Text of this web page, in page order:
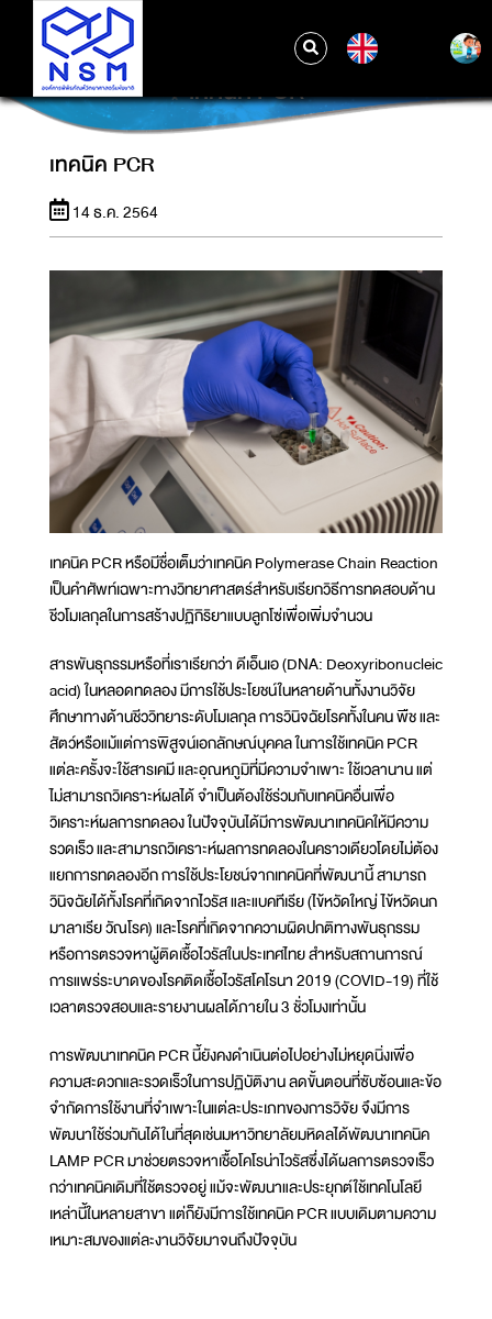
เทคนิค PCR
เทคนิค PCR
14 ธ.ค. 2564
เทคนิค PCR หรือมีชื่อเต็มว่าเทคนิค Polymerase Chain Reaction
เป็นคำศัพท์เฉพาะทางวิทยาศาสตร์สำหรับเรียกวิธีการทดสอบด้าน
ชีวโมเลกุลในการสร้างปฏิกิริยาแบบลูกโซ่เพื่อเพิ่มจำนวน
สารพันธุกรรมหรือที่เราเรียกว่า ดีเอ็นเอ (DNA: Deoxyribonucleic
acid) ในหลอดทดลอง มีการใช้ประโยชน์ในหลายด้านทั้งงานวิจัย
ศึกษาทางด้านชีววิทยาระดับโมเลกุล การวินิจฉัยโรคทั้งในคน พืช และ
สัตว์หรือแม้แต่การพิสูจน์เอกลักษณ์บุคคล ในการใช้เทคนิค PCR
แต่ละครั้งจะใช้สารเคมี และอุณหภูมิที่มีความจำเพาะ ใช้เวลานาน แต่
ไม่สามารถวิเคราะห์ผลได้ จำเป็นต้องใช้ร่วมกับเทคนิคอื่นเพื่อ
วิเคราะห์ผลการทดลอง ในปัจจุบันได้มีการพัฒนาเทคนิคให้มีความ
รวดเร็ว และสามารถวิเคราะห์ผลการทดลองในคราวเดียวโดยไม่ต้อง
แยกการทดลองอีก การใช้ประโยชน์จากเทคนิคที่พัฒนานี้ สามารถ
วินิจฉัยได้ทั้งโรคที่เกิดจากไวรัส และแบคทีเรีย (ไข้หวัดใหญ่ ไข้หวัดนก
มาลาเรีย วัณโรค) และโรคที่เกิดจากความผิดปกติทางพันธุกรรม
หรือการตรวจหาผู้ติดเชื้อไวรัสในประเทศไทย สำหรับสถานการณ์
การแพร่ระบาดของโรคติดเชื้อไวรัสโคโรนา 2019 (COVID-19) ที่ใช้
เวลาตรวจสอบและรายงานผลได้ภายใน 3 ชั่วโมงเท่านั้น
การพัฒนาเทคนิค PCR นี้ยังคงดำเนินต่อไปอย่างไม่หยุดนิ่งเพื่อ
ความสะดวกและรวดเร็วในการปฏิบัติงาน ลดขั้นตอนที่ซับซ้อนและข้อ
จำกัดการใช้งานที่จำเพาะในแต่ละประเภทของการวิจัย จึงมีการ
พัฒนาใช้ร่วมกันได้ในที่สุดเช่นมหาวิทยาลัยมหิดลได้พัฒนาเทคนิค
LAMP PCR มาช่วยตรวจหาเชื้อโคโรน่าไวรัสซึ่งได้ผลการตรวจเร็ว
กว่าเทคนิคเดิมที่ใช้ตรวจอยู่ แม้จะพัฒนาและประยุกต์ใช้เทคโนโลยี
เหล่านี้ในหลายสาขา แต่ก็ยังมีการใช้เทคนิค PCR แบบเดิมตามความ
เหมาะสมของแต่ละงานวิจัยมาจนถึงปัจจุบัน